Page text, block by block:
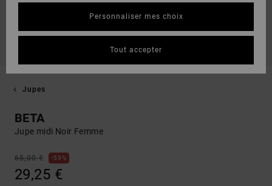
Jupes
BETA
Jupe midi Noir Femme
65,00 € 55%
29,25 €
Personnaliser mes choix
Tout accepter